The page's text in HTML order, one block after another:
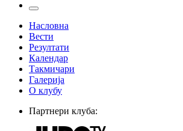
Насловна
Вести
Резултати
Календар
Такмичари
Галерија
О клубу
Партнери клуба: